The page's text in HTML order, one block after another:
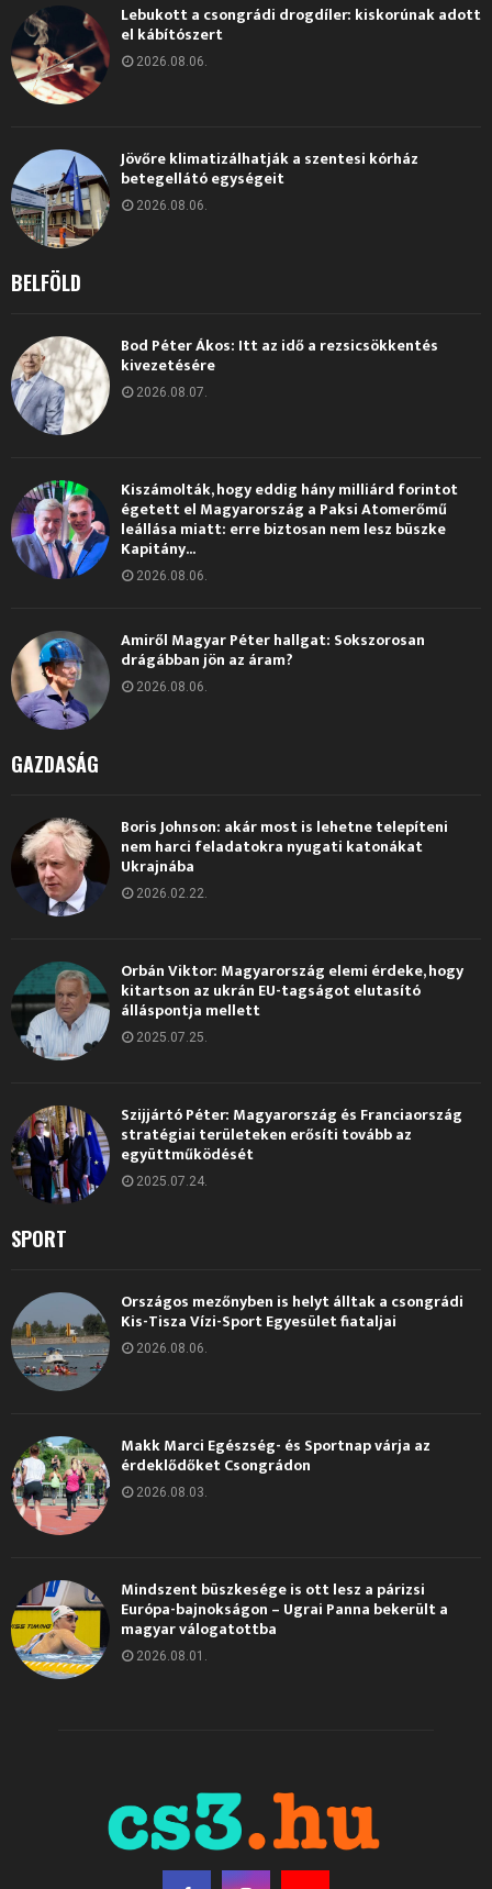
Lebukott a csongrádi drogdíler: kiskorúnak adott
el kábítószert
2026.08.06.
Jövőre klimatizálhatják a szentesi kórház
betegellátó egységeit
2026.08.06.
BELFÖLD
Bod Péter Ákos: Itt az idő a rezsicsökkentés
kivezetésére
2026.08.07.
Kiszámolták, hogy eddig hány milliárd forintot
égetett el Magyarország a Paksi Atomerőmű
leállása miatt: erre biztosan nem lesz büszke
Kapitány...
2026.08.06.
Amiről Magyar Péter hallgat: Sokszorosan
drágábban jön az áram?
2026.08.06.
GAZDASÁG
Boris Johnson: akár most is lehetne telepíteni
nem harci feladatokra nyugati katonákat
Ukrajnába
2026.02.22.
Orbán Viktor: Magyarország elemi érdeke, hogy
kitartson az ukrán EU-tagságot elutasító
álláspontja mellett
2025.07.25.
Szijjártó Péter: Magyarország és Franciaország
stratégiai területeken erősíti tovább az
együttműködését
2025.07.24.
SPORT
Országos mezőnyben is helyt álltak a csongrádi
Kis-Tisza Vízi-Sport Egyesület fiataljai
2026.08.06.
Makk Marci Egészség- és Sportnap várja az
érdeklődőket Csongrádon
2026.08.03.
Mindszent büszkesége is ott lesz a párizsi
Európa-bajnokságon – Ugrai Panna bekerült a
magyar válogatottba
2026.08.01.